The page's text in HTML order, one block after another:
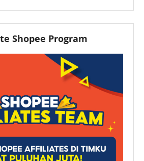
Shopee Program